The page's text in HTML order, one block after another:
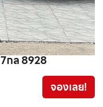
กล 8928
จองเลย!